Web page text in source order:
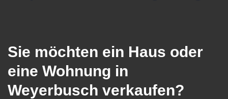
Sie möchten ein Haus oder
eine Wohnung in
Weyerbusch verkaufen?